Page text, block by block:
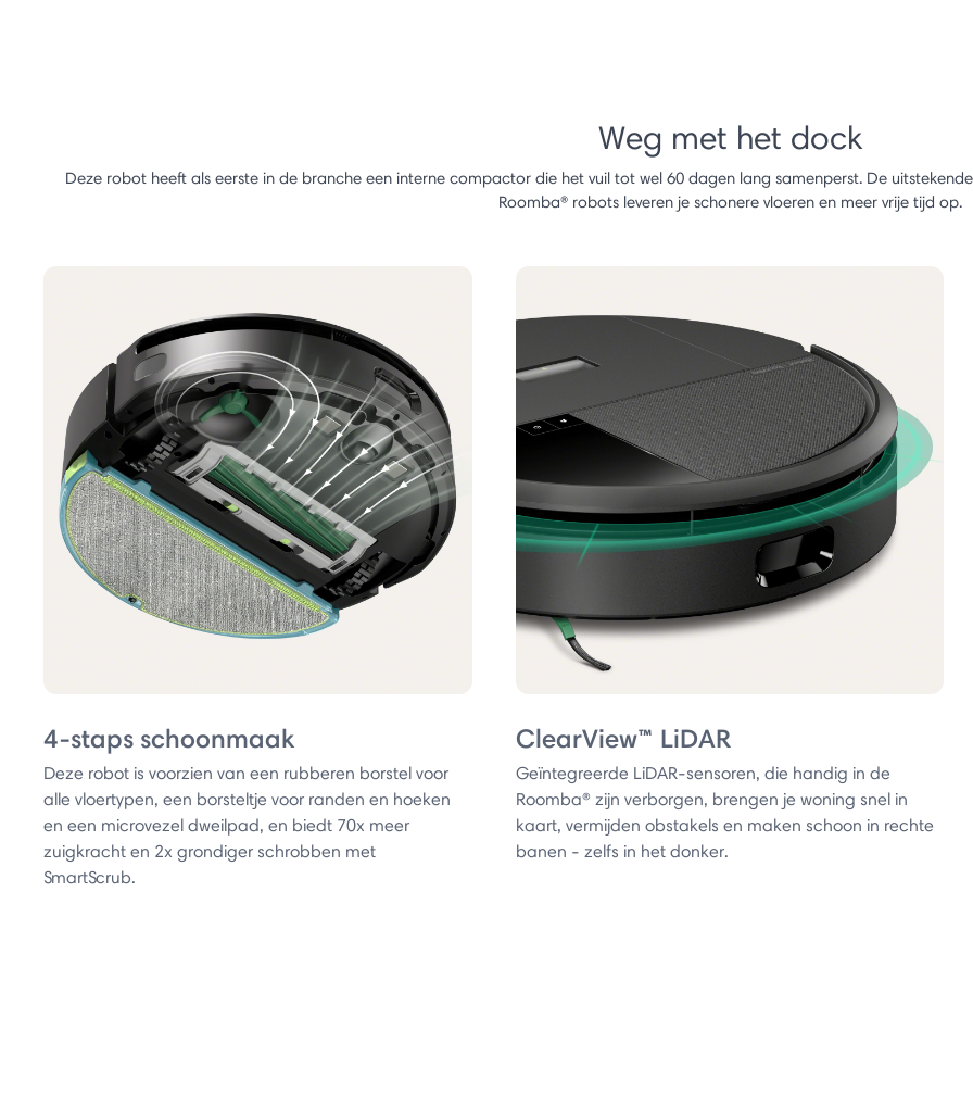
Weg met het dock
Deze robot heeft als eerste in de branche een interne compactor die het vuil tot wel 60 dagen lang samenperst. De
Roomba® robots leveren je schonere vloeren en meer vrije tijd op.
4-staps schoonmaak
Deze robot is voorzien van een rubberen borstel voor
alle vloertypen, een borsteltje voor randen en hoeken
en een microvezel dweilpad, en biedt 70x meer
zuigkracht en 2x grondiger schrobben met
SmartScrub.
ClearView™ LiDAR
Geïntegreerde LiDAR-sensoren, die handig in de
Roomba® zijn verborgen, brengen je woning snel in
kaart, vermijden obstakels en maken schoon in rechte
banen - zelfs in het donker.